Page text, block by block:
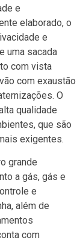
e
elaborado, o
e
uma sacada
com vista
com exaustão
O
qualidade
que são
exigentes.
grande
a gás, gás e
e
além de
com